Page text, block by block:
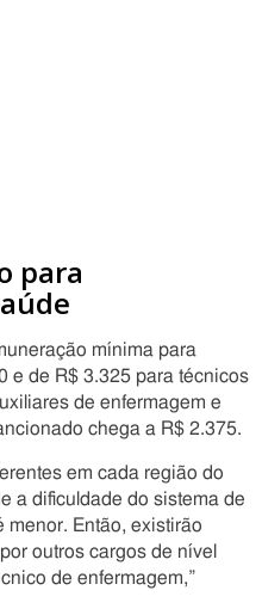
para
mínima para
e de R$ 3.325 para técnicos
de enfermagem e
chega a R$ 2.375.
em cada região do
a dificuldade do sistema de
menor. Então, existirão
outros cargos de nível
de enfermagem,”